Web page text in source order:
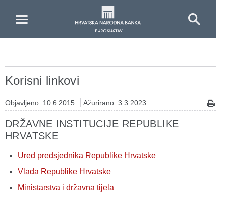
Korisni linkovi
Objavljeno: 10.6.2015. Ažurirano: 3.3.2023.
DRŽAVNE INSTITUCIJE REPUBLIKE
HRVATSKE
Ured predsjednika Republike Hrvatske
Vlada Republike Hrvatske
Ministarstva i državna tijela